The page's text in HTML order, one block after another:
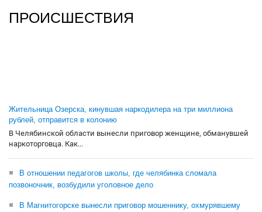
ПРОИСШЕСТВИЯ
Жительница Озерска, кинувшая наркодилера на три миллиона
рублей, отправится в колонию
В Челябинской области вынесли приговор женщине, обманувшей
наркоторговца. Как...
В отношении педагогов школы, где челябинка сломала
позвоночник, возбудили уголовное дело
В Магнитогорске вынесли приговор мошеннику, охмурявшему